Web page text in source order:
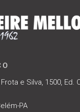
e Silva, 1500, Ed.
PA